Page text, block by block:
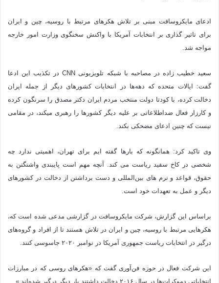
ادعای مایکروسافت مبنی بر تلاش هکرهای مرتبط با روسیه، چین و ایران
برای تاثیر گذاری بر انتخابات آمریکا با واکنش سخنگوی وزارت امور خارجه
مواجه شد.
سعید خطیب زاده در مصاحبه با شبکه تلویزیونی CNN در تکذیب این ادعا
گفت: ایالات متحده که دهه‌ها در انتخابات کشورهای دیگر از جمله ایران
دخالت کرده، با کودتا دولت منتخب مردم ایران دکتر مصدق را سرنگون کرده
و کارزار فعال ضداطلاعاتی بر علیه دیگر کشورها را رهبری میکند، در مقامی
نیست که چنین ادعای مضحکی بکند.
وی تاکید کرد: همانگونه که بارها گفته ایم برای تهران، اهمیتی ندارد چه
شخصی در کاخ سفید ریاست می کند. آنچه مهم است پایبندی واشنگتن به
حقوق، قواعد و نرم های بین‌المللی و دست برداشتن از دخالت در کشورهای
دیگر و عمل به تعهدات خود است.
براساس این گزارش، شرکت مایکروسافت در گزارشی مدعی شده است که،
هکرهایی مرتبط با روسیه، چین و ایران در تلاش هستند تا از افراد و گروه‌های
درگیر در انتخابات ریاست جمهوری آمریکا در نوامبر ۲۰۲۰ جاسوسی کنند.
این شرکت فعال در حوزه فن‌آوری گفت که «هکرهای روسی که در مبارزات
انتخاباتی دموکرات‌ها در سال ۲۰۱۶ دخالت داشتند بار دیگر درگیر شده‌اند.»